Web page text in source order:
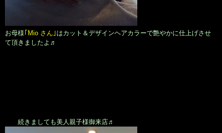
お母様｢Mio さん｣ はカット＆デザインヘアカラーで艶やかに仕上げさせ
て頂きましたよ♬
続きましても美人親子様御来店♬